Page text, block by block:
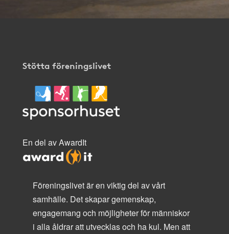
Stötta föreningslivet
En del av AwardIt
Föreningslivet är en viktig del av vårt
samhälle. Det skapar gemenskap,
engagemang och möjligheter för människor
i alla åldrar att utvecklas och ha kul. Men att